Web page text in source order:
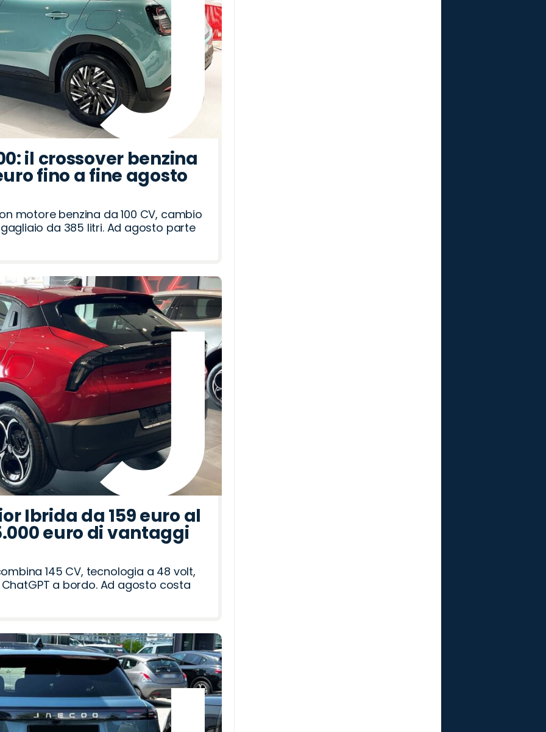
il crossover benzina
fino a fine agosto
motore benzina da 100 CV, cambio
da 385 litri. Ad agosto parte
Ibrida da 159 euro al
euro di vantaggi
145 CV, tecnologia a 48 volt,
a bordo. Ad agosto costa